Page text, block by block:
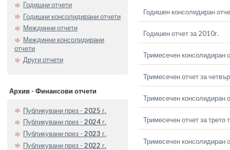
Годишни отчети
Годишни консолидирани отчети
Междинни отчети
Междинни консолидирани
отчети
Други отчети
Архив - Финансови отчети
Публикувани през - 2025 г.
Публикувани през - 2024 г.
Публикувани през - 2023 г.
Публикувани през - 2022 г.
Годишен консолидиран
Годишен отчет за 2010г.
Тримесечен консолидиран
Тримесечен отчет за
Тримесечен консолидиран
Тримесечен отчет за трето
Тримесечен консолидиран